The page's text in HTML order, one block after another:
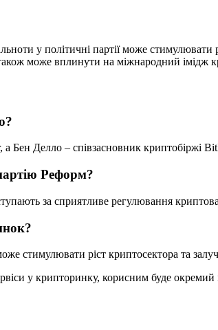
у політичні партії може
може вплинути на міжнародний імідж
а Бен Делло – співзасновник криптобіржі
Реформ?
за сприятливе регулювання
стимулювати ріст криптосектора та
у крипторинку, корисним буде окремий